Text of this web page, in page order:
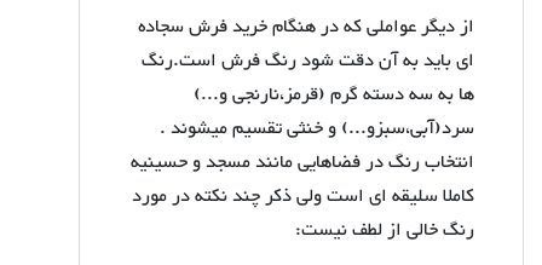
از دیگر عواملی که در هنگام خرید فرش سجاده
ای باید به آن دقت شود رنگ فرش است.رنگ
ها به سه دسته گرم (قرمز،نارنجی و...)
سرد(آبی،سبزو...) و خنثی تقسیم میشوند .
انتخاب رنگ در فضاهایی مانند مسجد و حسینیه
کاملا سلیقه ای است ولی ذکر چند نکته در مورد
رنگ خالی از لطف نیست: